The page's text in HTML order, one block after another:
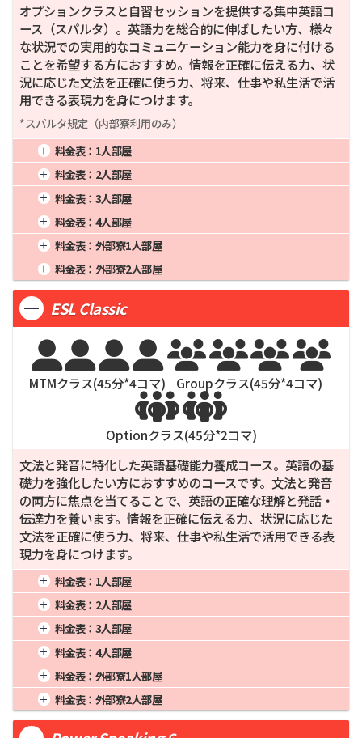
オプションクラスと自習セッションを提供する集中英語コ
ース（スパルタ）。英語力を総合的に伸ばしたい方、様々
な状況での実用的なコミュニケーション能力を身に付ける
ことを希望する方におすすめ。情報を正確に伝える力、状
況に応じた文法を正確に使う力、将来、仕事や私生活で活
用できる表現力を身につけます。
*スパルタ規定（内部寮利用のみ）
料金表： 1人部屋
1週間
972
2週間
1,580
3週間
2,066
8週間
4,860
12週間
7,290
20週間
12,150
24週間
14,580
料金表： 2人部屋
1週間
828
2週間
1,346
3週間
1,760
8週間
4,140
12週間
6,210
20週間
10,350
24週間
12,420
料金表： 3人部屋
1週間
792
2週間
1,287
3週間
1,683
8週間
3,960
12週間
5,940
20週間
9,900
24週間
11,880
料金表： 4人部屋
1週間
772
2週間
1,255
3週間
1,641
4週間
8週間
3,860
12週間
5,940
20週間
9,650
24週間
11,580
料金表： 外部寮1人部屋
1週間
2週間
3週間
4週間
8週間
20週間
料金表： 外部寮2人部屋
1週間
2週間
3週間
4週間
12週間
16週間
24週間
ESL Classic

MTMクラス(45分*4コマ)

Groupクラス(45分*4コマ)

Optionクラス(45分*2コマ)
文法と発音に特化した英語基礎能力養成コース。英語の基
礎力を強化したい方におすすめのコースです。文法と発音
の両方に焦点を当てることで、英語の正確な理解と発話・
伝達力を養います。情報を正確に伝える力、状況に応じた
文法を正確に使う力、将来、仕事や私生活で活用できる表
現力を身につけます。
料金表： 1人部屋
1週間
952
2週間
1,547
3週間
2,023
8週間
4,760
12週間
7,140
20週間
11,900
24週間
14,280
料金表： 2人部屋
1週間
808
2週間
1,313
3週間
1,717
8週間
4,040
12週間
6,060
20週間
10,100
24週間
12,120
料金表： 3人部屋
1週間
772
2週間
1,255
3週間
1,641
8週間
3,860
12週間
5,790
20週間
9,650
24週間
11,580
料金表： 4人部屋
1週間
752
2週間
1,222
3週間
1,598
4週間
8週間
3,760
12週間
5,790
20週間
9,400
24週間
11,280
料金表： 外部寮1人部屋
1週間
1,012
2週間
1,645
3週間
2,151
4週間
8週間
5,060
12週間
20週間
12,650
料金表： 外部寮2人部屋
1週間
852
4週間
2,130
16週間
8,520